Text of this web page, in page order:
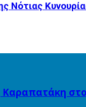
Νότιας
Καραπατάκη